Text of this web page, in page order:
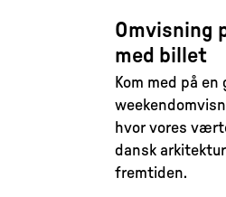
Omvisning
med billet
Kom med på en
hvor vores
dansk
fremtiden.